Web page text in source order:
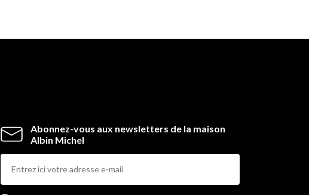
Abonnez-vous aux newsletters de la maison
Albin Michel